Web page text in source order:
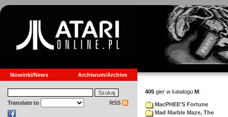
Nowinki/News Archiwum/Archive
Translate to RSS
405 gier w katalogu M:
MacPHEE'S Fortune
Mad Marble Maze, The